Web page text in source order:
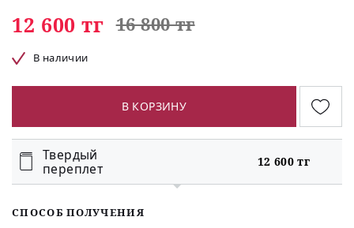
12 600 тг 16 800 тг
В наличии
В КОРЗИНУ
Твердый
переплет
12 600 тг
СПОСОБ ПОЛУЧЕНИЯ